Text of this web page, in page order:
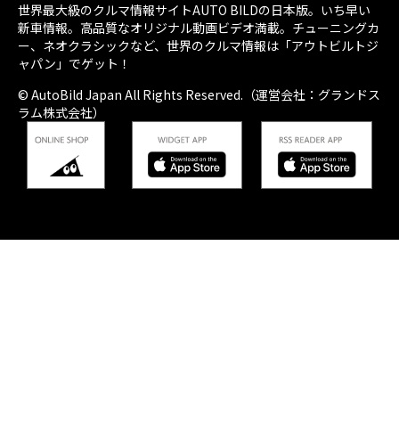
世界最大級のクルマ情報サイトAUTO BILDの日本版。いち早い
新車情報。高品質なオリジナル動画ビデオ満載。チューニングカ
ー、ネオクラシックなど、世界のクルマ情報は「アウトビルトジ
ャパン」でゲット！
© AutoBild Japan All Rights Reserved.（運営会社：グランドス
ラム株式会社）